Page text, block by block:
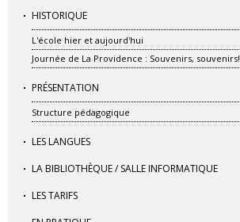
HISTORIQUE
L'école hier et aujourd'hui
Journée de La Providence : Souvenirs, souvenirs!
PRÉSENTATION
Structure pédagogique
LES LANGUES
LA BIBLIOTHÈQUE / SALLE INFORMATIQUE
LES TARIFS